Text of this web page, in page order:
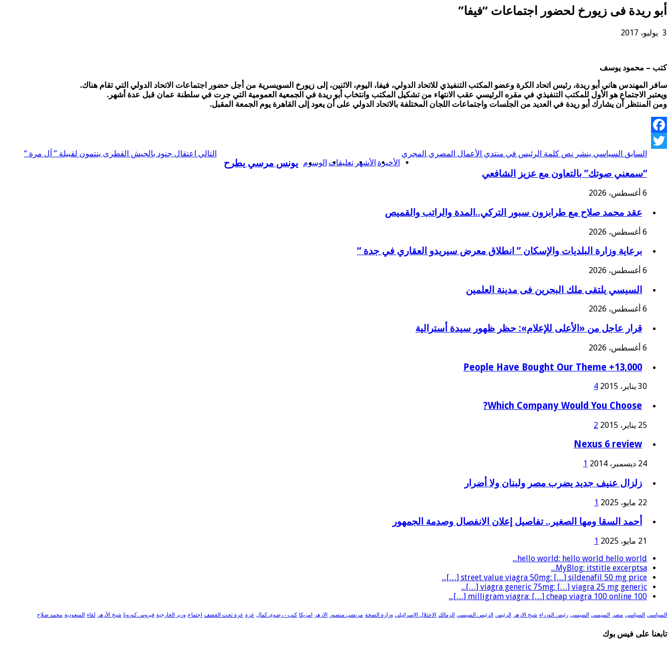
أبو ريدة فى زيورخ لحضور اجتماعات “فيفا”
3 يوليو، 2017
كتب – محمود يوسف
سافر المهندس هاني أبو ريدة، رئيس اتحاد الكرة وعضو المكتب التنفيذي للاتحاد الدولي، فيفا، اليوم، الاثنين، إلى زيورخ السويسرية من أجل حضور اجتماعات الاتحاد الدولي التي تقام هناك.
ويعتبر الاجتماع هو الأول للمكتب التنفيذي في مقره الرئيسي عقب الانتهاء من تشكيل المكتب وانتخاب أبو ريدة في الجمعية العمومية التي جرت في سلطنة عمان قبل عدة أشهر.
ومن المنتظر أن يشارك أبو ريدة في العديد من الجلسات واجتماعات اللجان المختلفة بالاتحاد الدولي على أن يعود إلى القاهرة يوم الجمعة المقبل.
Facebook
Twitterالسابق السياسي ينشر نص كلمة الرئيس في منتدي الأعمال المصري المجري التالي اعتقال جنود بالجيش القطرى ينتمون لقبيلة ” آل مرة “
الأخيرة الأشهر تعليقات الوسوم يونس مرسي يطرح
“سمعني صوتك” بالتعاون مع عزيز الشافعي
6 أغسطس، 2026
عقد محمد صلاح مع طرابزون سبور التركي..المدة والراتب والقميص
6 أغسطس، 2026
برعاية وزارة البلديات والإسكان ” انطلاق معرض سيريدو العقاري في جدة “
6 أغسطس، 2026
السيسي يلتقى ملك البحرين فى مدينة العلمين
6 أغسطس، 2026
قرار عاجل من «الأعلى للإعلام»: حظر ظهور سيدة أسترالية
6 أغسطس، 2026
13,000+ People Have Bought Our Theme
30 يناير، 2015 4
Which Company Would You Choose?
25 يناير، 2015 2
Nexus 6 review
24 ديسمبر، 2014 1
زلزال عنيف جديد يضرب مصر ولبنان ولا أضرار
22 مايو، 2025 1
أحمد السقا ومها الصغير.. تفاصيل إعلان الانفصال وصدمة الجمهور
21 مايو، 2025
1
hello world: hello world hello world...
MyBlog: itstitle excerptsa...
street value viagra 50mg: […] sildenafil 50 mg price […]...
viagra generic 75mg: […] viagra 25 mg generic […]...
100 milligram viagra: […] cheap viagra 100 online […]...
السياسي السياسى مصر السيسي السيسى رئيس الوزراء شيخ الازهر الرئيس الرئيس السيسي الزمالك الاحتلال الإسرائيلي وزارة الصحة مرتضى منصور الازهر امريكا كتب - رضوى كمال غزة غزة تحت القصف اجتماع وزير الخارجية فيروس كورونا شيخ الأزهر لقاء السعودية محمد صلاح
تابعنا على فيس بوك